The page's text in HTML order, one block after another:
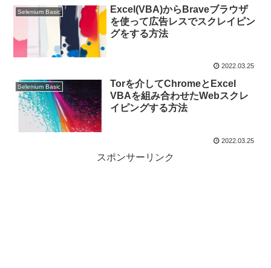
Selenium Basic
Excel(VBA)からBraveブラウザ
を使って広告レスでスクレイピン
グをする方法
2022.03.25
Selenium Basic
Torを介してChromeとExcel
VBAを組み合わせたWebスクレ
イピングする方法
2022.03.25
スポンサーリンク